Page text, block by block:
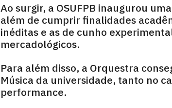
Ao surgir, a OSUFPB inaugurou
além de cumprir finalidades
inéditas e as de cunho
mercadológicos.
Para além disso, a Orquestra
Música da universidade, tanto no
performance.